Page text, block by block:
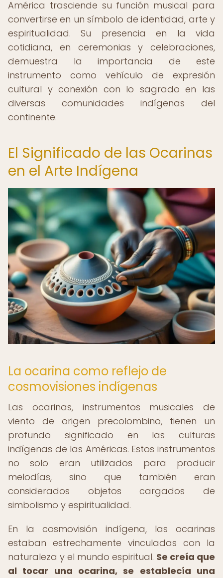
América trasciende su función musical para
convertirse en un símbolo de identidad, arte y
espiritualidad. Su presencia en la vida
cotidiana, en ceremonias y celebraciones,
demuestra la importancia de este
instrumento como vehículo de expresión
cultural y conexión con lo sagrado en las
diversas comunidades indígenas del
continente.
El Significado de las Ocarinas
en el Arte Indígena
La ocarina como reflejo de
cosmovisiones indígenas
Las ocarinas, instrumentos musicales de
viento de origen precolombino, tienen un
profundo significado en las culturas
indígenas de las Américas. Estos instrumentos
no solo eran utilizados para producir
melodías, sino que también eran
considerados objetos cargados de
simbolismo y espiritualidad.
En la cosmovisión indígena, las ocarinas
estaban estrechamente vinculadas con la
naturaleza y el mundo espiritual. Se creía que
al tocar una ocarina, se establecía una